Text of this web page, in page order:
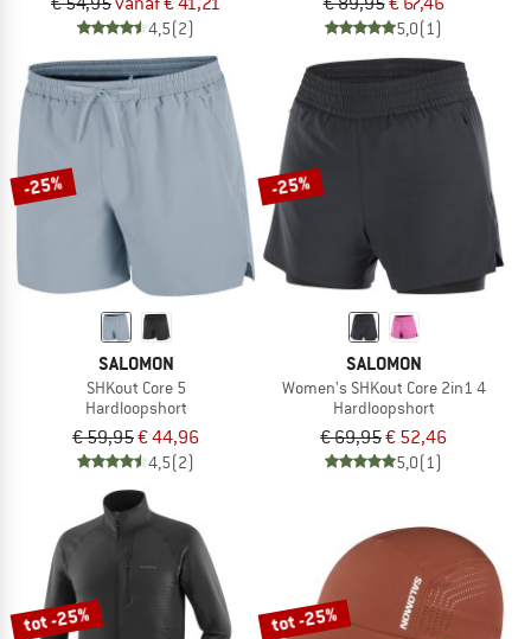
4,5(2) 5,0(1)
-25%
SALOMON
SHKout Core 5
Hardloopshort
€ 59,95€ 44,96
4,5(2)
-25%
SALOMON
Women's SHKout Core 2in1 4
Hardloopshort
€ 69,95€ 52,46
5,0(1)
tot -25% tot -25%